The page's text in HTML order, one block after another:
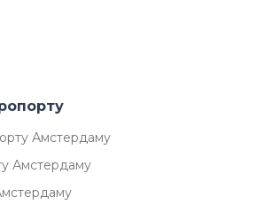
Амстердаму
Амстердаму